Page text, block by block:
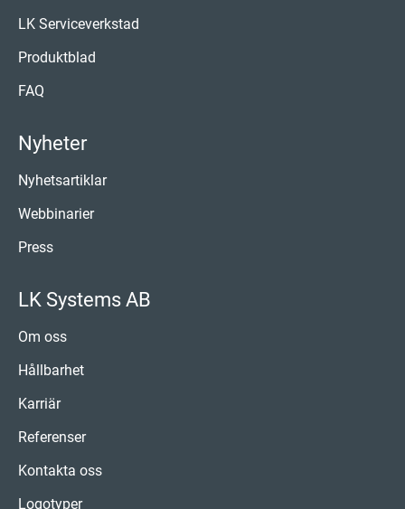
LK Serviceverkstad
Produktblad
FAQ
Nyheter
Nyhetsartiklar
Webbinarier
Press
LK Systems AB
Om oss
Hållbarhet
Karriär
Referenser
Kontakta oss
Logotyper